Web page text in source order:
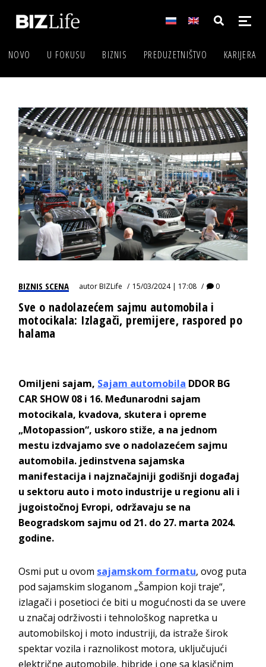
NOVO U FOKUSU BIZNIS PREDUZETNIŠTVO KARIJERA
BIZNIS SCENA autorBIZLife 15/03/2024 | 17:08 0
Sve o nadolazećem sajmu automobila i
motocikala: Izlagači, premijere, raspored po
halama
Omiljeni sajam, Sajam automobila DDOR BG
CAR SHOW 08 i 16. Međunarodni sajam
motocikala, kvadova, skutera i opreme
„Motopassion“, uskoro stiže, a na jednom
mestu izdvajamo sve o nadolazećem sajmu
automobila. jedinstvena sajamska
manifestacija i najznačajniji godišnji događaj
u sektoru auto i moto industrije u regionu ali i
jugoistočnoj Evropi, održavaju se na
Beogradskom sajmu od 21. do 27. marta 2024.
godine.
Osmi put u ovom sajamskom formatu, ovog puta
pod sajamskim sloganom „Šampion koji traje“,
izlagači i posetioci će biti u mogućnosti da se uvere
u značaj održivosti i tehnološkog napretka u
automobilskoj i moto industriji, da istraže širok
spektar vozila i raznolikost motora, uključujući
električne automobile, hibride i one sa klasičnim